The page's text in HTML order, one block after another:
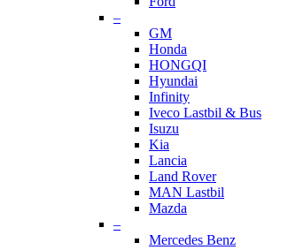
–
GM
Honda
HONGQI
Hyundai
Infinity
Iveco Lastbil & Bus
Isuzu
Kia
Lancia
Land Rover
MAN Lastbil
Mazda
–
Mercedes Benz